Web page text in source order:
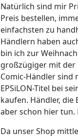
Natürlich sind mir
Preis bestellen,
einfachsten zu
Händlern haben
bin ich zur
großzügiger mit der
Comic-Händler sind
EPSiLON-Titel bei
kaufen. Händler, die
aber schon hier
Da unser Shop